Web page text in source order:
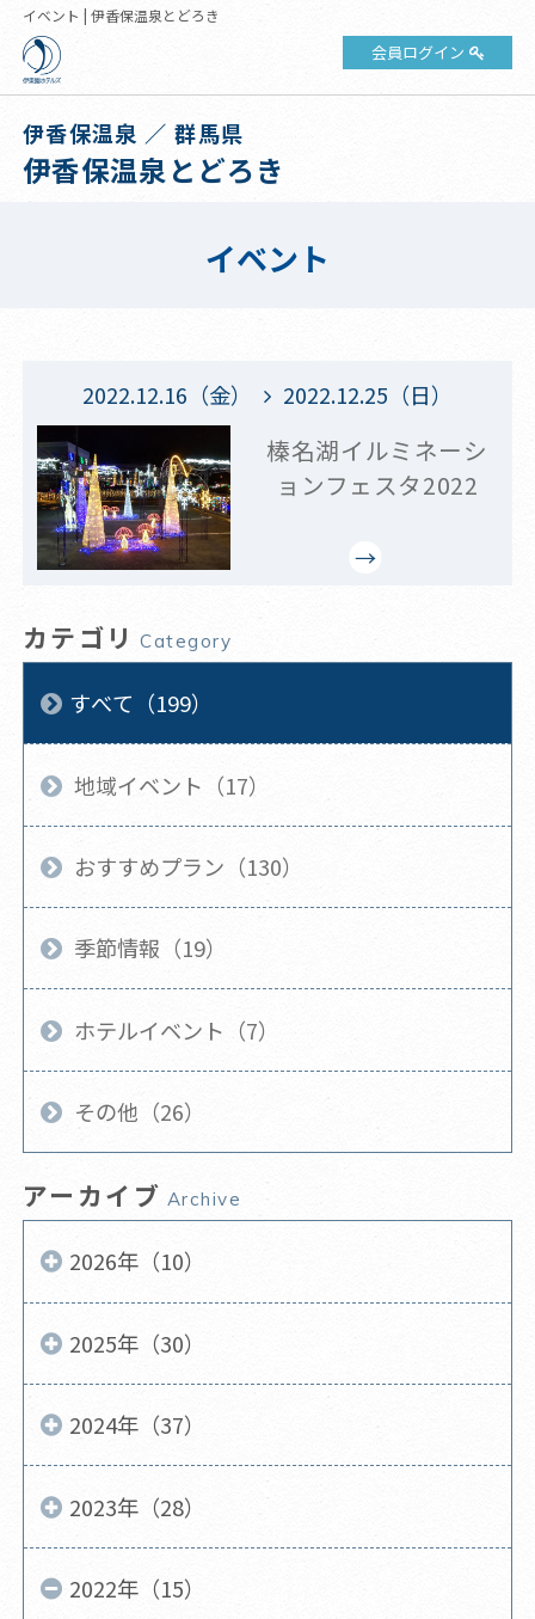
イベント | 伊香保温泉とどろき
会員ログイン
伊香保温泉 ／ 群馬県
伊香保温泉とどろき
イベント
2022.12.16（金） 2022.12.25（日）
榛名湖イルミネーシ
ョンフェスタ2022
カテゴリ Category
すべて（199）
地域イベント（17）
おすすめプラン（130）
季節情報（19）
ホテルイベント（7）
その他（26）
アーカイブ Archive
2026年（10）
2025年（30）
2024年（37）
2023年（28）
2022年（15）